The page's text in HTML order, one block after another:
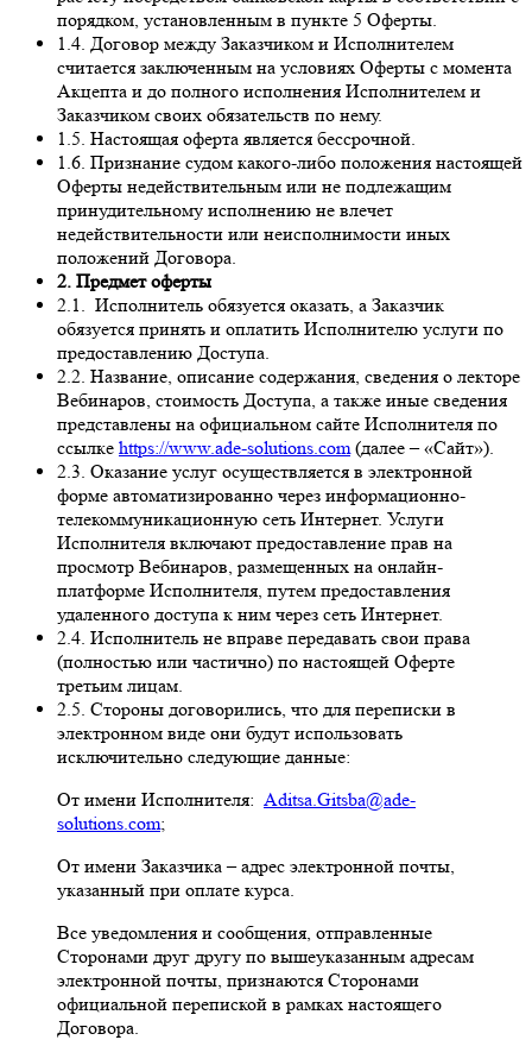
порядком, установленным в пункте 5 Оферты.
1.4. Договор между Заказчиком и Исполнителем
считается заключенным на условиях Оферты с момента
Акцепта и до полного исполнения Исполнителем и
Заказчиком своих обязательств по нему.
1.5. Настоящая оферта является бессрочной.
1.6. Признание судом какого-либо положения настоящей
Оферты недействительным или не подлежащим
принудительному исполнению не влечет
недействительности или неисполнимости иных
положений Договора.
2. Предмет оферты
2.1. Исполнитель обязуется оказать, а Заказчик
обязуется принять и оплатить Исполнителю услуги по
предоставлению Доступа.
2.2. Название, описание содержания, сведения о лекторе
Вебинаров, стоимость Доступа, а также иные сведения
представлены на официальном сайте Исполнителя по
ссылке https://www.ade-solutions.com(далее – «Сайт»).
2.3. Оказание услуг осуществляется в электронной
форме автоматизированно через информационно-
телекоммуникационную сеть Интернет. Услуги
Исполнителя включают предоставление прав на
просмотр Вебинаров, размещенных на онлайн-
платформе Исполнителя, путем предоставления
удаленного доступа к ним через сеть Интернет.
2.4. Исполнитель не вправе передавать свои права
(полностью или частично) по настоящей Оферте
третьим лицам.
2.5. Стороны договорились, что для переписки в
электронном виде они будут использовать
исключительно следующие данные:
От имени Исполнителя: Aditsa.Gitsba@ade-
solutions.com;
От имени Заказчика – адрес электронной почты,
указанный при оплате курса.
Все уведомления и сообщения, отправленные
Сторонами друг другу по вышеуказанным адресам
электронной почты, признаются Сторонами
официальной перепиской в рамках настоящего
Договора.